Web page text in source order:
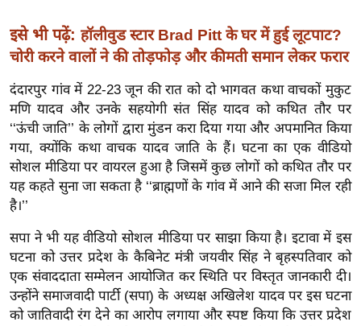
यं
ग
डि
या
सा
हि
त्य
ज
त
ऑ
टो
व
इसे भी पढ़ें: हॉलीवुड स्टार Brad Pitt के घर में हुई लूटपाट?
चोरी करने वालों ने की तोड़फोड़ और कीमती समान लेकर फरार
दंदारपुर गांव में 22-23 जून की रात को दो भागवत कथा वाचकों मुकुट
मणि यादव और उनके सहयोगी संत सिंह यादव को कथित तौर पर
‘‘ऊंची जाति’’ के लोगों द्वारा मुंडन करा दिया गया और अपमानित किया
गया, क्योंकि कथा वाचक यादव जाति के हैं। घटना का एक वीडियो
सोशल मीडिया पर वायरल हुआ है जिसमें कुछ लोगों को कथित तौर पर
यह कहते सुना जा सकता है ‘‘ब्राह्मणों के गांव में आने की सजा मिल रही
है।’’
सपा ने भी यह वीडियो सोशल मीडिया पर साझा किया है। इटावा में इस
घटना को उत्तर प्रदेश के कैबिनेट मंत्री जयवीर सिंह ने बृहस्पतिवार को
एक संवाददाता सम्मेलन आयोजित कर स्थिति पर विस्तृत जानकारी दी।
उन्होंने समाजवादी पार्टी (सपा) के अध्यक्ष अखिलेश यादव पर इस घटना
को जातिवादी रंग देने का आरोप लगाया और स्पष्ट किया कि उत्तर प्रदेश